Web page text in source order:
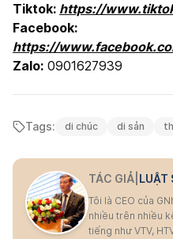
Tiktok: https://
Facebook:
https://
Zalo: 0901627939
Tags: di chúc di sản
TÁC GIẢ LUẬT
Tôi là CEO của
nhiều trên nhiều
tiếng như VTV,